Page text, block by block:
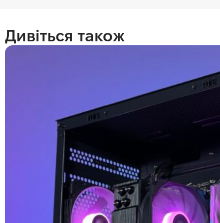
Дивіться також